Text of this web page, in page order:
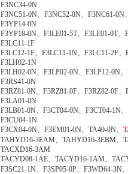
F3NC34-0N
F3NC51-0N、F3NC52-0N、F3NC61-
F3YP14-0N
F3YP18-0N、F3LE01-5T、F3LE01-0T
F3LC11-1F
F3LC12-1F、F3LC11-1N、F3LC11-2F
F3LH02-1N
F3LH02-0N、F3LP02-0N、F3LP12-0N
F3RS41-0N
F3RZ81-0N、F3RZ81-0F、F3RZ82-0F
F3LA01-0N
F3LB01-0N、F3CT04-0N、F3CT04-1N
F3CU04-1N
F3CX04-0N、F3EM01-0N、TA40-0N、
TAHYD16-3EAM、TAHYD16-3EBM、
TACXD16-3AM
TACYD08-1AE、TACYD16-1AM、
F3SC21-1N、F3SP05-0P、F3WD64-3N